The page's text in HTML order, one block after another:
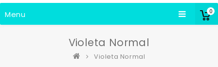
0
Menu
Violeta Normal
Violeta Normal